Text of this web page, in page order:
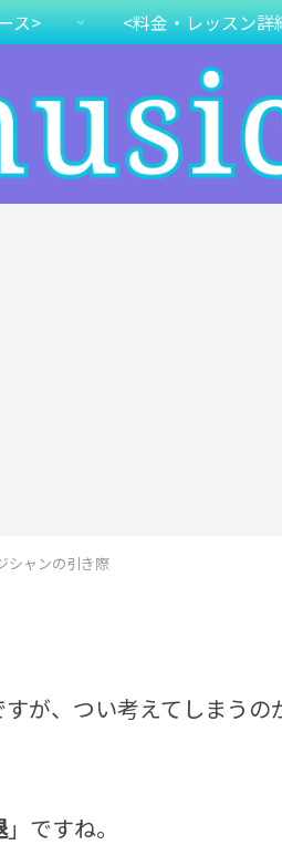
ス> <料金・レッスン詳
シャンの引き際
が、つい考えてしまうの
」ですね。